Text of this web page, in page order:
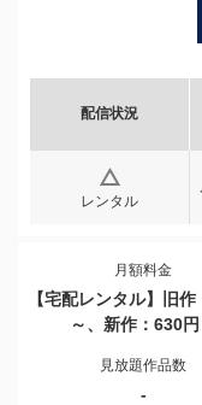
配信状況
レンタル
月額料金
【宅配レンタル】旧作
～、新作：630円
見放題作品数
-